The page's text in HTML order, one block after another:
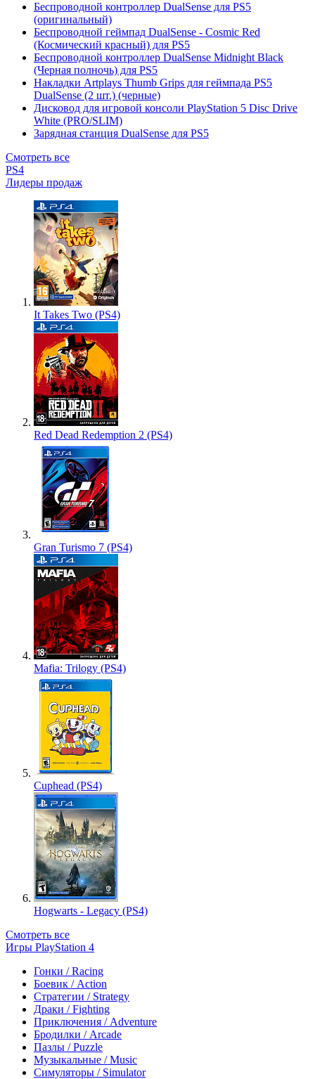
Беспроводной контроллер DualSense для PS5
(оригинальный)
Беспроводной геймпад DualSense - Cosmic Red
(Космический красный) для PS5
Беспроводной контроллер DualSense Midnight Black
(Черная полночь) для PS5
Накладки Artplays Thumb Grips для геймпада PS5
DualSense (2 шт.) (черные)
Дисковод для игровой консоли PlayStation 5 Disc Drive
White (PRO/SLIM)
Зарядная станция DualSense для PS5
Смотреть все
PS4
Лидеры продаж
It Takes Two (PS4)
Red Dead Redemption 2 (PS4)
Gran Turismo 7 (PS4)
Mafia: Trilogy (PS4)
Cuphead (PS4)
Hogwarts - Legacy (PS4)
Смотреть все
Игры PlayStation 4
Гонки / Racing
Боевик / Action
Стратегии / Strategy
Драки / Fighting
Приключения / Adventure
Бродилки / Arcade
Пазлы / Puzzle
Музыкальные / Music
Симуляторы / Simulator